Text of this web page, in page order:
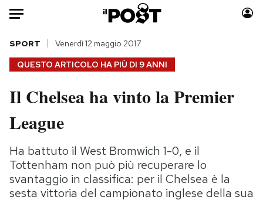
Auto
HOME
Italia
Politica
Tecnologia
Internet
Scienza
Moda
Storie/Idee
Ok Boomer!
Media
QUESTO ARTICOLO HA PIÙ DI 9 ANNI
SPORT Venerdì 12 maggio 2017
Il Chelsea ha vinto la Premier
League
Ha battuto il West Bromwich 1-0, e il
Tottenham non può più recuperare lo
svantaggio in classifica: per il Chelsea è la
sesta vittoria del campionato inglese della sua